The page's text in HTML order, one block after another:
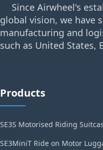
Since Airwheel's
global vision, we have
manufacturing and
such as United States,
Products
SE3S Motorised Riding
SE3MiniT Ride on Motor